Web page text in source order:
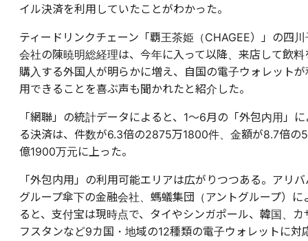
イル決済を利用していたことがわかった。
ティードリンクチェーン「覇王茶姫（CHAGEE）」の四川
会社の陳暁明総経理は、今年に入って以降、来店して飲料
購入する外国人が明らかに増え、自国の電子ウォレットが
用できることを喜ぶ声も聞かれたと紹介した。
「網聯」の統計データによると、1～6月の「外包内用」に
る決済は、件数が6.3倍の2875万1800件、金額が8.7倍の
億1900万元に上った。
「外包内用」の利用可能エリアは広がりつつある。アリバ
グループ傘下の金融会社、螞蟻集団（アントグループ）に
ると、支付宝は現時点で、タイやシンガポール、韓国、カ
フスタンなど9カ国・地域の12種類の電子ウォレットに対